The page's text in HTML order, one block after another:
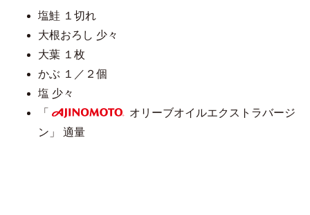
塩鮭 １切れ
大根おろし 少々
大葉 １枚
かぶ １／２個
塩 少々
「
AJINOMOTO
オリーブオイルエクストラバージ
ン」 適量